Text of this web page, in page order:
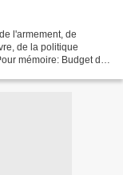
l'armement, de
de la politique
mémoire: Budget de